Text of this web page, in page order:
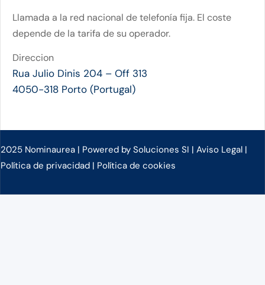
Llamada a la red nacional de telefonía fija. El coste
depende de la tarifa de su operador.
Direccion
Rua Julio Dinis 204 – Off 313
4050-318 Porto (Portugal)
2025 Nominaurea | Powered by Soluciones SI | Aviso Legal |
Política de privacidad | Política de cookies